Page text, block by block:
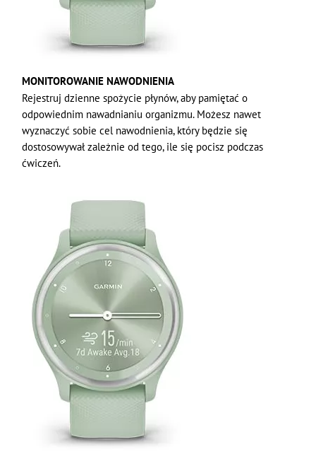
MONITOROWANIE NAWODNIENIA
Rejestruj dzienne spożycie płynów, aby pamiętać o
odpowiednim nawadnianiu organizmu. Możesz nawet
wyznaczyć sobie cel nawodnienia, który będzie się
dostosowywał zależnie od tego, ile się pocisz podczas
ćwiczeń.